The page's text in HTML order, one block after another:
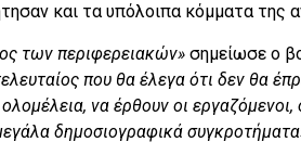
και τα υπόλοιπα κόμματα της
των περιφερειακών»σημείωσε ο
που θα έλεγα ότι δεν θα
να έρθουν οι εργαζόμενοι,
δημοσιογραφικά